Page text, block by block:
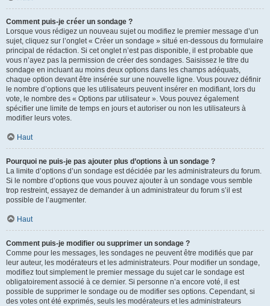
Comment puis-je créer un sondage ?
Lorsque vous rédigez un nouveau sujet ou modifiez le premier message d’un
sujet, cliquez sur l’onglet « Créer un sondage » situé en-dessous du formulaire
principal de rédaction. Si cet onglet n’est pas disponible, il est probable que
vous n’ayez pas la permission de créer des sondages. Saisissez le titre du
sondage en incluant au moins deux options dans les champs adéquats,
chaque option devant être insérée sur une nouvelle ligne. Vous pouvez définir
le nombre d’options que les utilisateurs peuvent insérer en modifiant, lors du
vote, le nombre des « Options par utilisateur ». Vous pouvez également
spécifier une limite de temps en jours et autoriser ou non les utilisateurs à
modifier leurs votes.
Haut
Pourquoi ne puis-je pas ajouter plus d’options à un sondage ?
La limite d’options d’un sondage est décidée par les administrateurs du forum.
Si le nombre d’options que vous pouvez ajouter à un sondage vous semble
trop restreint, essayez de demander à un administrateur du forum s’il est
possible de l’augmenter.
Haut
Comment puis-je modifier ou supprimer un sondage ?
Comme pour les messages, les sondages ne peuvent être modifiés que par
leur auteur, les modérateurs et les administrateurs. Pour modifier un sondage,
modifiez tout simplement le premier message du sujet car le sondage est
obligatoirement associé à ce dernier. Si personne n’a encore voté, il est
possible de supprimer le sondage ou de modifier ses options. Cependant, si
des votes ont été exprimés, seuls les modérateurs et les administrateurs